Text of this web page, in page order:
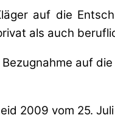
auf die
als auch
auf
2009 vom 25.